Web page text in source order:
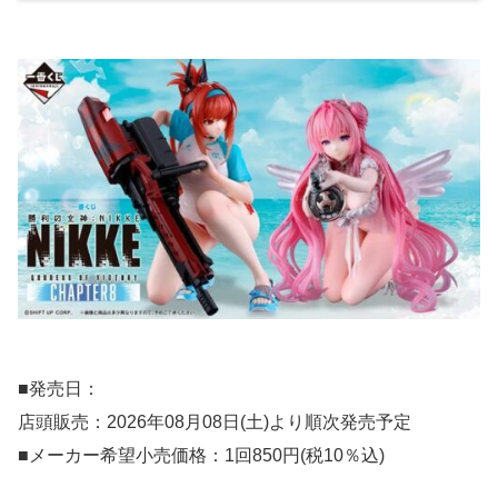
■発売日：
店頭販売：2026年08月08日(土)より順次発売予定
■メーカー希望小売価格：1回850円(税10％込)